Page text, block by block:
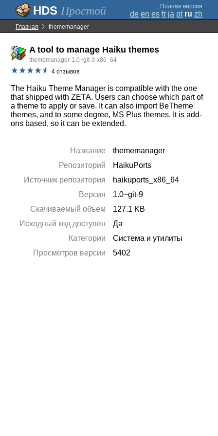
Простой ; Полная версия
de en es fr ja pt ru zh
Главная thememanager
A tool to manage Haiku themes
thememanager-1.0~git-9-x86_64
4 отзывов
The Haiku Theme Manager is compatible with the one
that shipped with ZETA. Users can choose which part of
a theme to apply or save. It can also import BeTheme
themes, and to some degree, MS Plus themes. It is add-
ons based, so it can be extended.
Название
thememanager
Репозиторий
HaikuPorts
Источник репозитория
haikuports_x86_64
Версия
1.0~git-9
Скачиваемый объем
127.1 KB
Исходный код доступен
Да
Категории
Система и утилиты
Просмотров версии
5402